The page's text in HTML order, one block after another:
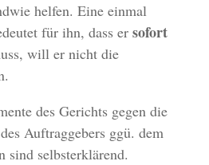
helfen. Eine einmal
für ihn, dass ersofort
will er nicht die
des Gerichts gegen die
Auftraggebers ggü. dem
sind selbsterklärend.